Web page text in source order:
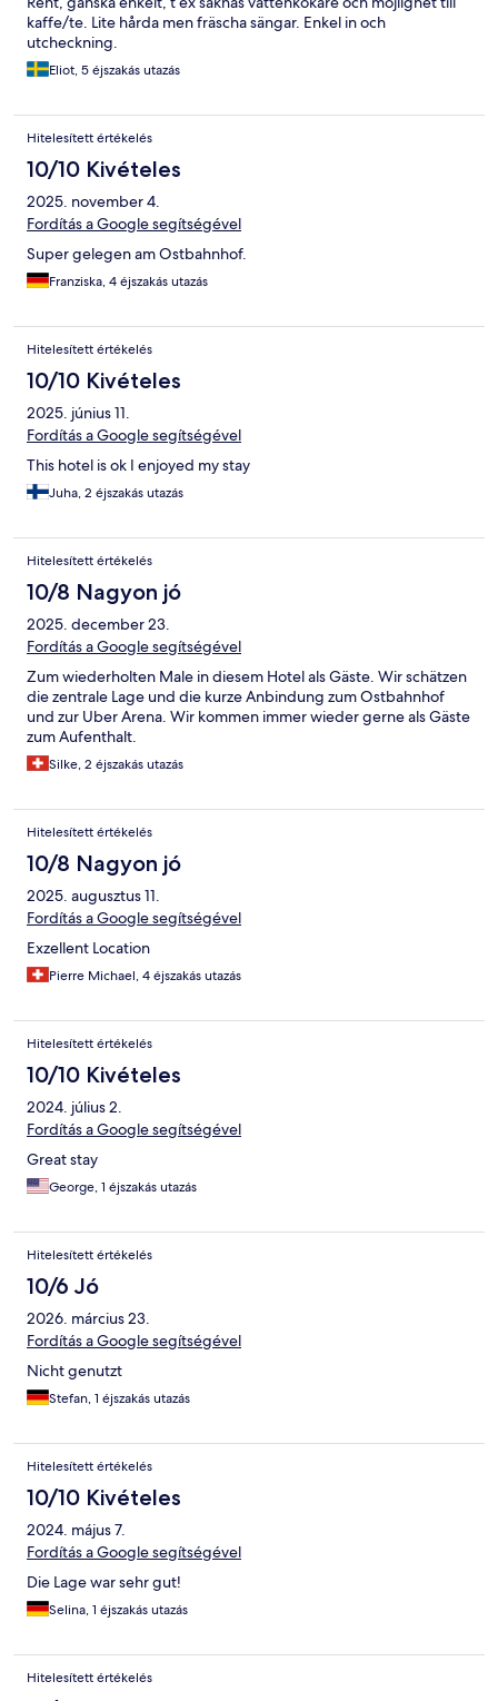
kaffe/te. Lite hårda men fräscha sängar. Enkel in och
utcheckning.
Eliot, 5 éjszakás utazás
Hitelesített értékelés
10/10 Kivételes
2025. november 4.
Fordítás a Google segítségével
Super gelegen am Ostbahnhof.
Franziska, 4 éjszakás utazás
Hitelesített értékelés
10/10 Kivételes
2025. június 11.
Fordítás a Google segítségével
This hotel is ok I enjoyed my stay
Juha, 2 éjszakás utazás
Hitelesített értékelés
10/8 Nagyon jó
2025. december 23.
Fordítás a Google segítségével
Zum wiederholten Male in diesem Hotel als Gäste. Wir schätzen
die zentrale Lage und die kurze Anbindung zum Ostbahnhof
und zur Uber Arena. Wir kommen immer wieder gerne als Gäste
zum Aufenthalt.
Silke, 2 éjszakás utazás
Hitelesített értékelés
10/8 Nagyon jó
2025. augusztus 11.
Fordítás a Google segítségével
Exzellent Location
Pierre Michael, 4 éjszakás utazás
Hitelesített értékelés
10/10 Kivételes
2024. július 2.
Fordítás a Google segítségével
Great stay
George, 1 éjszakás utazás
Hitelesített értékelés
10/6 Jó
2026. március 23.
Fordítás a Google segítségével
Nicht genutzt
Stefan, 1 éjszakás utazás
Hitelesített értékelés
10/10 Kivételes
2024. május 7.
Fordítás a Google segítségével
Die Lage war sehr gut!
Selina, 1 éjszakás utazás
Hitelesített értékelés